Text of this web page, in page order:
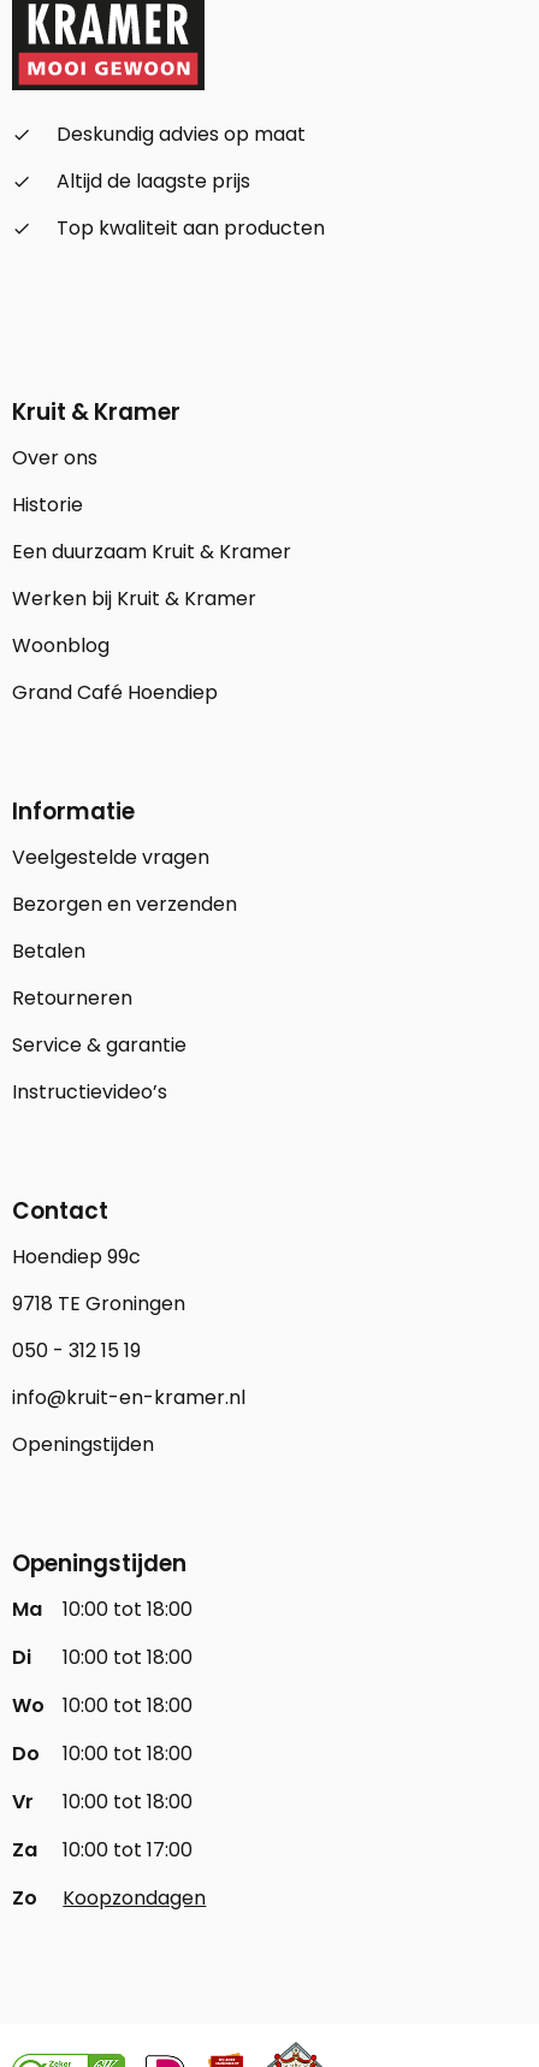
check_small
Deskundig advies op maat
check_small
Altijd de laagste prijs
check_small
Top kwaliteit aan producten
Kruit & Kramer
Over ons
Historie
Een duurzaam Kruit & Kramer
Werken bij Kruit & Kramer
Woonblog
Grand Café Hoendiep
Informatie
Veelgestelde vragen
Bezorgen en verzenden
Betalen
Retourneren
Service & garantie
Instructievideo’s
Contact
Hoendiep 99c
9718 TE Groningen
050 - 312 15 19
info@kruit-en-kramer.nl
Openingstijden
Openingstijden
Ma
10:00 tot 18:00
Di
10:00 tot 18:00
Wo
10:00 tot 18:00
Do
10:00 tot 18:00
Vr
10:00 tot 18:00
Za
10:00 tot 17:00
Zo
Koopzondagen